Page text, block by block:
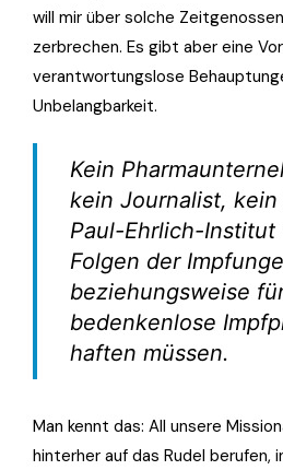
will mir über solche
zerbrechen. Es gibt aber eine
verantwortungslose
Unbelangbarkeit.
Kein
kein Journalist,
Paul-Ehrlich-Institut
Folgen der
beziehungsweise
bedenkenlose
haften müssen.
Man kennt das: All unsere
hinterher auf das Rudel berufen,